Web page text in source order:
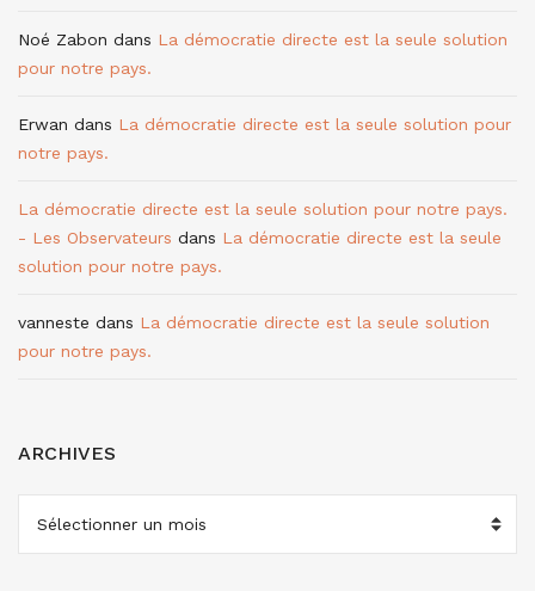
Noé Zabon dans La démocratie directe est la seule solution
pour notre pays.
Erwan dans La démocratie directe est la seule solution pour
notre pays.
La démocratie directe est la seule solution pour notre pays.
- Les Observateurs dans La démocratie directe est la seule
solution pour notre pays.
vanneste dans La démocratie directe est la seule solution
pour notre pays.
ARCHIVES
ARCHIVES